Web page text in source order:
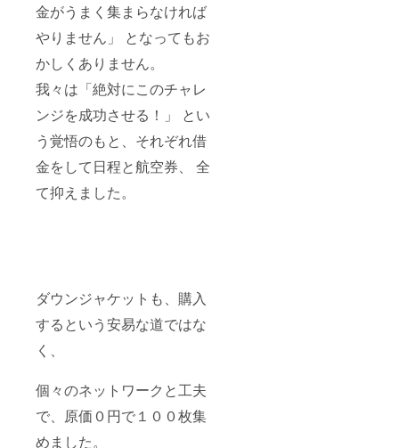
金がうまく集まらなければ
やりません」 となってもお
かしくありません。
我々は「絶対にこのチャレ
ンジを成功させる！」 とい
う覚悟のもと、それぞれ借
金をして日程と航空券、 全
て抑えました。
ダウンジャケットも、購入
するという安易な道ではな
く、
個々のネットワークと工夫
で、原価０円で１００枚集
めました。